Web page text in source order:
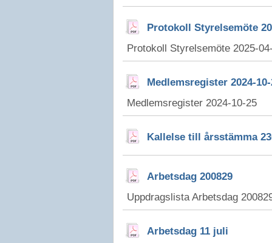
Protokoll Styrelsemöte
Protokoll Styrelsemöte 2025-
Medlemsregister 2024-10-
Medlemsregister 2024-10-25
Kallelse till årsstämma
Arbetsdag 200829
Uppdragslista Arbetsdag
Arbetsdag 11 juli